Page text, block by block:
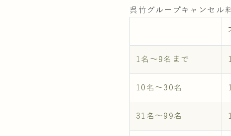
呉竹グループキャンセル
1名～9名まで
10名～30名
31名～99名